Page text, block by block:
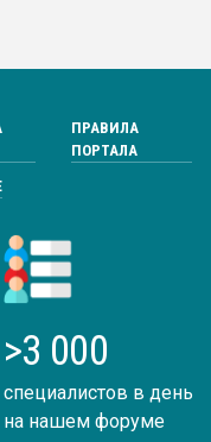
ПРАВИЛА
ПОРТАЛА
>3 000
специалистов в день
на нашем форуме